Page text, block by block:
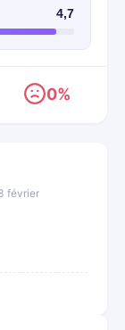
4,7
0%
février